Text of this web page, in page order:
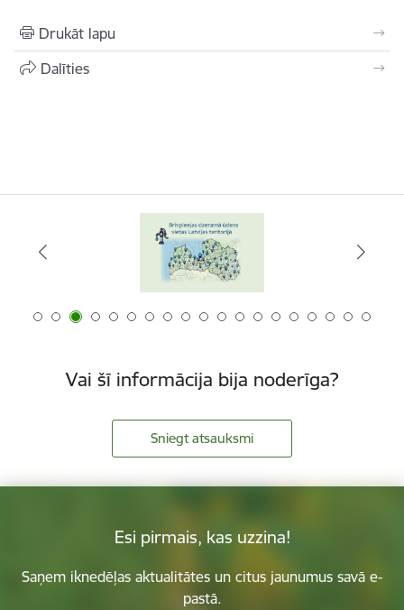
Drukāt lapu
Dalīties
Vai šī informācija bija noderīga?
Sniegt atsauksmi
Esi pirmais, kas uzzina!
Saņem iknedēļas aktualitātes un citus jaunumus savā e-
pastā.